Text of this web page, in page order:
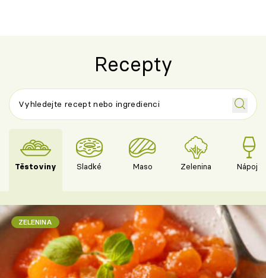
Recepty
Těstoviny Sladké Maso Zelenina Nápoje
ZELENINA